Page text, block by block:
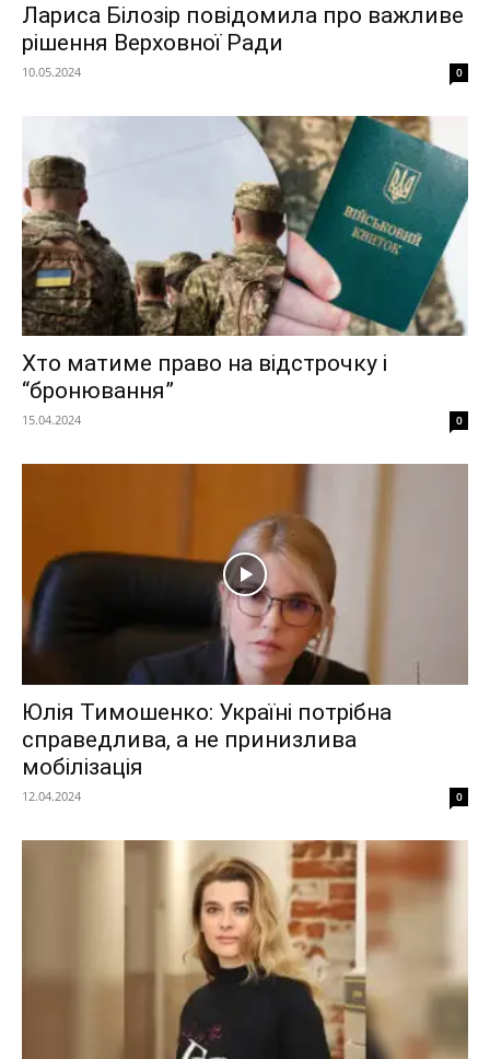
Лариса Білозір повідомила про важливе
рішення Верховної Ради
10.05.2024 0
Хто матиме право на відстрочку і
“бронювання”
15.04.2024 0
Юлія Тимошенко: Україні потрібна
справедлива, а не принизлива
мобілізація
12.04.2024 0